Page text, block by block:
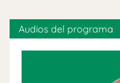
Audios del programa